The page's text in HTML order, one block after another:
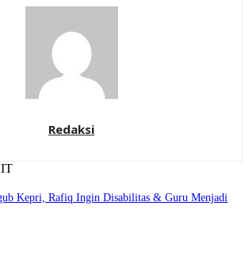
Redaksi
Kepri, Rafiq Ingin Disabilitas & Guru Menjadi